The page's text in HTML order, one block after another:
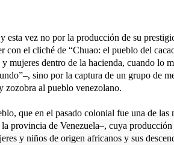
vez no por la producción de su
el cliché de “Chuao: el pueblo del
mujeres dentro de la hacienda, cuando lo
sino por la captura de un grupo de
zozobra al pueblo venezolano.
que en el pasado colonial fue una de las
provincia de Venezuela–, cuya producción
y niños de origen africanos y sus